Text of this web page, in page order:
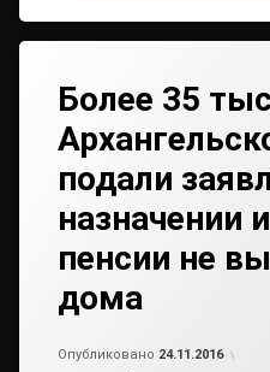
Более 35
подали
назначении
пенсии не
дома
Опубликовано 24.11.2016